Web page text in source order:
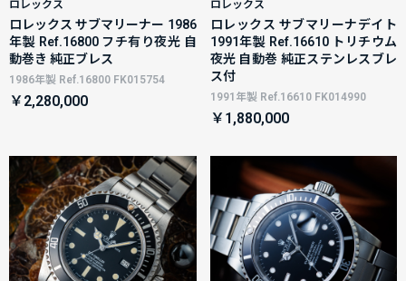
ロレックス
ロレックス サブマリーナー 1986
年製 Ref.16800 フチ有り夜光 自
動巻き 純正ブレス
1986年製 Ref.16800 FK015754
￥2,280,000
ロレックス
ロレックス サブマリーナデイト
1991年製 Ref.16610 トリチウム
夜光 自動巻 純正ステンレスブレ
ス付
1991年製 Ref.16610 FK014990
￥1,880,000